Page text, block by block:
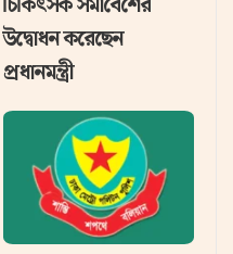
উদ্বোধন করেছেন
প্রধানমন্ত্রী